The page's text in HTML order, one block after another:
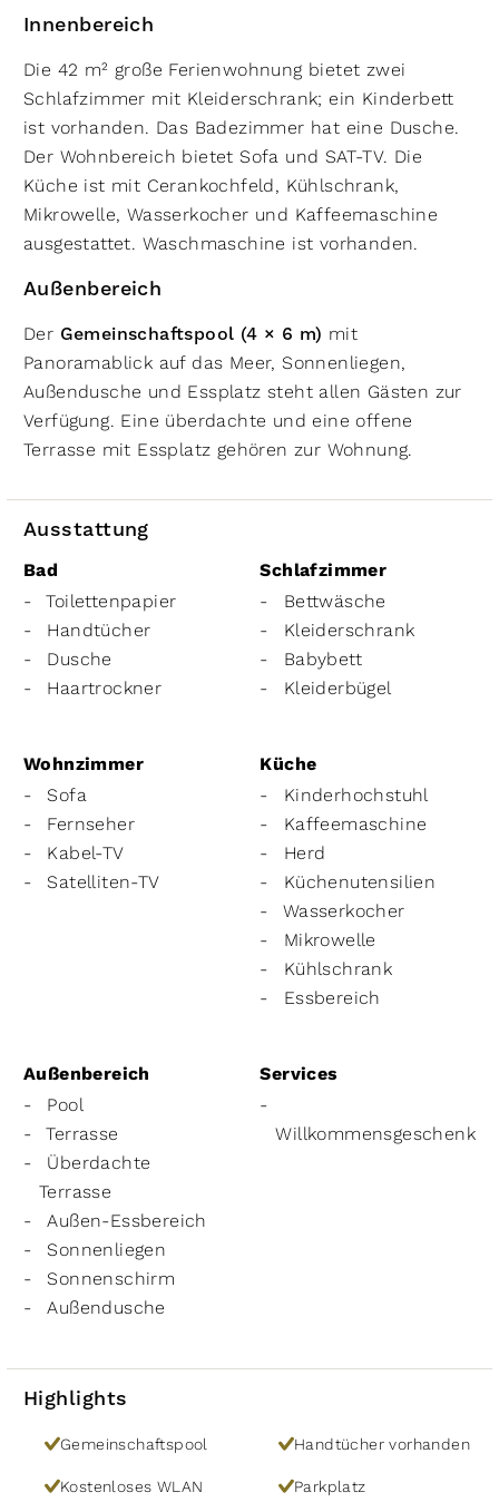
Innenbereich
Die 42 m² große Ferienwohnung bietet zwei
Schlafzimmer mit Kleiderschrank; ein Kinderbett
ist vorhanden. Das Badezimmer hat eine Dusche.
Der Wohnbereich bietet Sofa und SAT-TV. Die
Küche ist mit Cerankochfeld, Kühlschrank,
Mikrowelle, Wasserkocher und Kaffeemaschine
ausgestattet. Waschmaschine ist vorhanden.
Außenbereich
Der Gemeinschaftspool (4 × 6 m) mit
Panoramablick auf das Meer, Sonnenliegen,
Außendusche und Essplatz steht allen Gästen zur
Verfügung. Eine überdachte und eine offene
Terrasse mit Essplatz gehören zur Wohnung.
Ausstattung
Bad
Toilettenpapier
Handtücher
Dusche
Haartrockner
Schlafzimmer
Bettwäsche
Kleiderschrank
Babybett
Kleiderbügel
Wohnzimmer
Sofa
Fernseher
Kabel-TV
Satelliten-TV
Küche
Kinderhochstuhl
Kaffeemaschine
Herd
Küchenutensilien
Wasserkocher
Mikrowelle
Kühlschrank
Essbereich
Außenbereich
Pool
Terrasse
Überdachte
Terrasse
Außen-Essbereich
Sonnenliegen
Sonnenschirm
Außendusche
Services
Willkommensgeschenk
Highlights
Gemeinschaftspool Handtücher vorhanden
Kostenloses WLAN Parkplatz